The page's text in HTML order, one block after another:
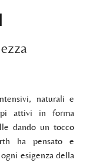
naturali e
attivi in forma
dando un tocco
ha pensato e
esigenza della